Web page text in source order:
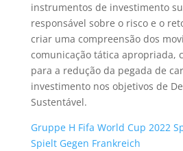
instrumentos de investimento
responsável sobre o risco e o
criar uma compreensão dos
comunicação tática apropriada,
para a redução da pegada de
investimento nos objetivos de
Sustentável.
Gruppe H Fifa World Cup 2022
Spielt Gegen Frankreich